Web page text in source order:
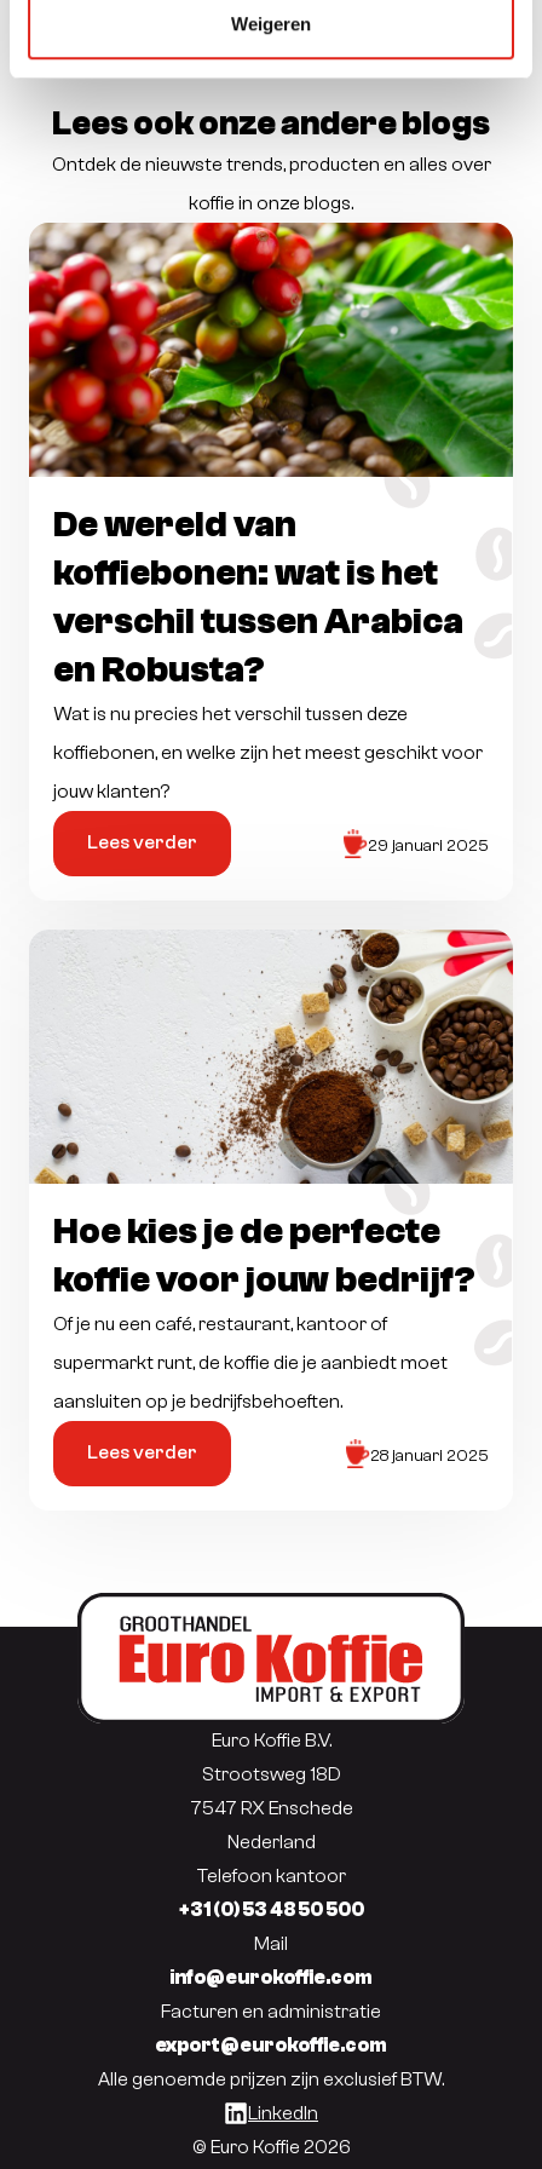
Weigeren
Lees ook onze andere blogs
Ontdek de nieuwste trends, producten en alles over
koffie in onze blogs.
De wereld van
koffiebonen: wat is het
verschil tussen Arabica
en Robusta?
Wat is nu precies het verschil tussen deze
koffiebonen, en welke zijn het meest geschikt voor
jouw klanten?
Lees verder 29 januari 2025
Hoe kies je de perfecte
koffie voor jouw bedrijf?
Of je nu een café, restaurant, kantoor of
supermarkt runt, de koffie die je aanbiedt moet
aansluiten op je bedrijfsbehoeften.
Lees verder 28 januari 2025
Euro Koffie B.V.
Strootsweg 18D
7547 RX Enschede
Nederland
Telefoon kantoor
+31 (0) 53 48 50 500
Mail
info@eurokoffie.com
Facturen en administratie
export@eurokoffie.com
Alle genoemde prijzen zijn exclusief BTW.
LinkedIn
© Euro Koffie 2026